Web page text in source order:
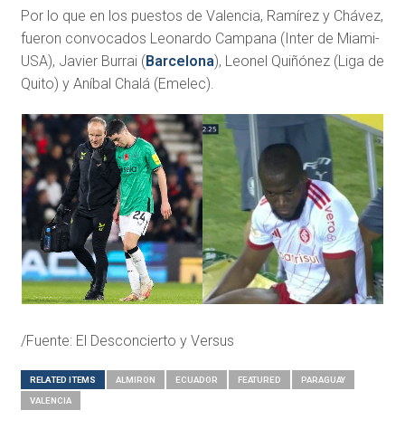
Por lo que en los puestos de Valencia, Ramírez y Chávez,
fueron convocados Leonardo Campana (Inter de Miami-
USA), Javier Burrai (Barcelona), Leonel Quiñónez (Liga de
Quito) y Aníbal Chalá (Emelec).
/Fuente: El Desconcierto y Versus
RELATED ITEMS ALMIRON ECUADOR FEATURED PARAGUAY
VALENCIA